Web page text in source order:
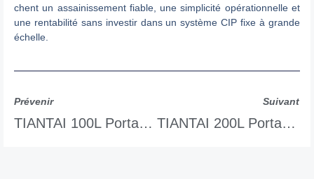
chent un assainissement fiable, une simplicité opérationnelle et
une rentabilité sans investir dans un système CIP fixe à grande
échelle.
Prévenir
TIANTAI 100L Portable CIP Cart
Suivant
TIANTAI 200L Portable CIP Cart